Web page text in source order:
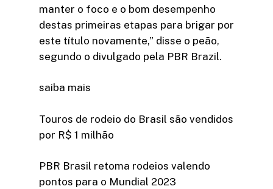
manter o foco e o bom desempenho
destas primeiras etapas para brigar por
este título novamente,” disse o peão,
segundo o divulgado pela PBR Brazil.
saiba mais
Touros de rodeio do Brasil são vendidos
por R$ 1 milhão
PBR Brasil retoma rodeios valendo
pontos para o Mundial 2023